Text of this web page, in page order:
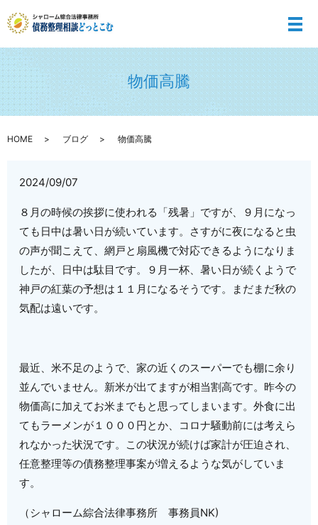
メ
物価高騰
HOME ブログ 物価高騰
2024/09/07
８月の時候の挨拶に使われる「残暑」ですが、９月になっ
ても日中は暑い日が続いています。さすがに夜になると虫
の声が聞こえて、網戸と扇風機で対応できるようになりま
したが、日中は駄目です。９月一杯、暑い日が続くようで
神戸の紅葉の予想は１１月になるそうです。まだまだ秋の
気配は遠いです。
最近、米不足のようで、家の近くのスーパーでも棚に余り
並んでいません。新米が出てますが相当割高です。昨今の
物価高に加えてお米までもと思ってしまいます。外食に出
てもラーメンが１０００円とか、コロナ騒動前には考えら
れなかった状況です。この状況が続けば家計が圧迫され、
任意整理等の債務整理事案が増えるような気がしていま
す。
（シャローム綜合法律事務所 事務員NK)